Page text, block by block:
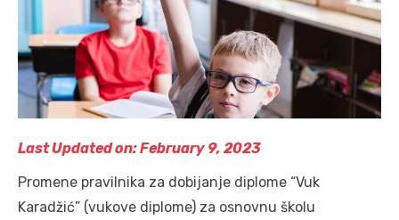
Last Updated on: February 9, 2023
Promene pravilnika za dobijanje diplome “Vuk
Karadžić” (vukove diplome) za osnovnu školu